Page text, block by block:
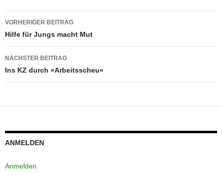
Beitragsnavigation
VORHERIGER BEITRAG
Hilfe für Jungs macht Mut
NÄCHSTER BEITRAG
Ins KZ durch »Arbeitsscheu«
ANMELDEN
Anmelden